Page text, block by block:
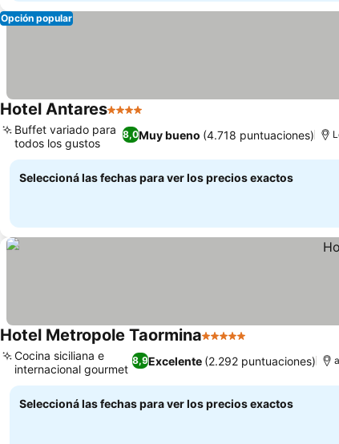
Opción popular
Hotel Antares4 Estrellas
8,0Muy bueno (4.718 puntuaciones)
Buffet variado para
todos los gustos
Seleccioná las fechas para ver los precios exactos
Hotel Metropole Taormina5 Estrellas
8,9Excelente (2.292 puntuaciones)
Cocina siciliana e
internacional gourmet
Seleccioná las fechas para ver los precios exactos